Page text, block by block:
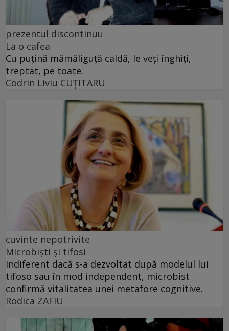
prezentul discontinuu
La o cafea
Cu puţină mămăliguţă caldă, le veţi înghiţi,
treptat, pe toate.
Codrin Liviu CUŢITARU
cuvinte nepotrivite
Microbiști și tifosi
Indiferent dacă s-a dezvoltat după modelul lui
tifoso sau în mod independent, microbist
confirmă vitalitatea unei metafore cognitive.
Rodica ZAFIU